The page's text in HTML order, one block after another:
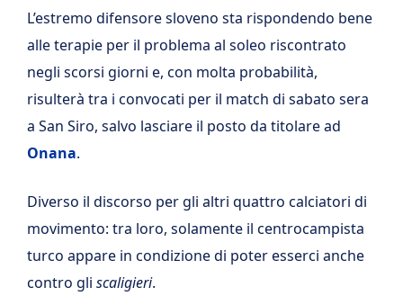
L’estremo difensore sloveno sta rispondendo bene
alle terapie per il problema al soleo riscontrato
negli scorsi giorni e, con molta probabilità,
risulterà tra i convocati per il match di sabato sera
a San Siro, salvo lasciare il posto da titolare ad
Onana.
Diverso il discorso per gli altri quattro calciatori di
movimento: tra loro, solamente il centrocampista
turco appare in condizione di poter esserci anche
contro gli scaligieri.